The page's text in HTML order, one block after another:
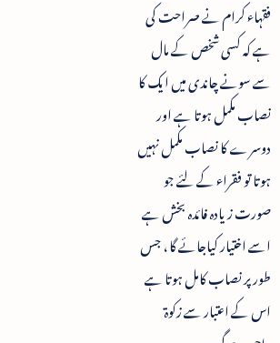
فقہاء کرام نے صراحت کی
ہے کہ کسی شخص کے مال
سے سونے چاندی میں ایک کا
نصاب مکمل ہوتا ہے اور
دوسرے کا نصاب مکمل نہیں
ہوتا تو فقراء کے لئے جو
صورت زیادہ فائدہ بخش ہے
اسے اختیار کیاجائے گا ، جس
طور پر نصاب کامل ہوتا ہے
اس کے اعتبار سے زکوۃ